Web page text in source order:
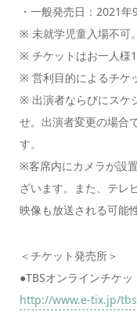
・一般発売日：2021
※ 未就学児童入場不可。
※ チケットはお一人様1
※ 営利目的によるチケ
※ 出演者ならびにスケ
せ。出演者変更の場合
す。
※客席内にカメラが設
ざいます。また、テレ
映像も放送される可能
＜チケット発売所＞
●TBSオンラインチケッ
http://www.e-tix.jp/